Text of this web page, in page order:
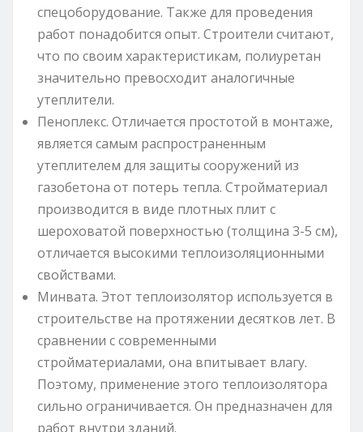
спецоборудование. Также для проведения
работ понадобится опыт. Строители считают,
что по своим характеристикам, полиуретан
значительно превосходит аналогичные
утеплители.
Пеноплекс. Отличается простотой в монтаже,
является самым распространенным
утеплителем для защиты сооружений из
газобетона от потерь тепла. Стройматериал
производится в виде плотных плит с
шероховатой поверхностью (толщина 3-5 см),
отличается высокими теплоизоляционными
свойствами.
Минвата. Этот теплоизолятор используется в
строительстве на протяжении десятков лет. В
сравнении с современными
стройматериалами, она впитывает влагу.
Поэтому, применение этого теплоизолятора
сильно ограничивается. Он предназначен для
работ внутри зданий.